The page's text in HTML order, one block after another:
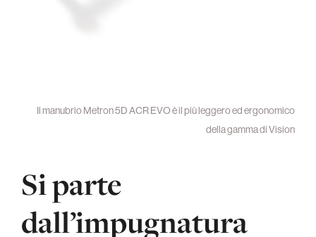
Il manubrio Metron 5D ACR EVO è il più leggero ed ergonomico
della gamma di Vision
Si parte
dall’impugnatura